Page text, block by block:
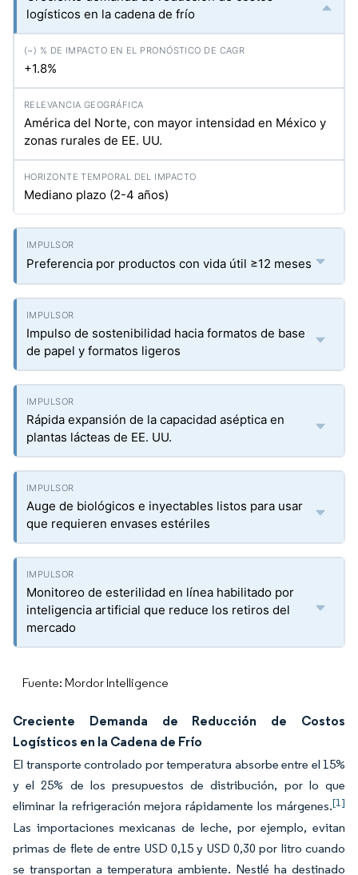
logísticos en la cadena de frío
+1.8%
América del Norte, con mayor intensidad en México y
zonas rurales de EE. UU.
Mediano plazo (2-4 años)
Preferencia por productos con vida útil ≥12 meses
Impulso de sostenibilidad hacia formatos de base
de papel y formatos ligeros
Rápida expansión de la capacidad aséptica en
plantas lácteas de EE. UU.
Auge de biológicos e inyectables listos para usar
que requieren envases estériles
Monitoreo de esterilidad en línea habilitado por
inteligencia artificial que reduce los retiros del
mercado
Fuente: Mordor Intelligence
Creciente Demanda de Reducción de Costos
Logísticos en la Cadena de Frío
El transporte controlado por temperatura absorbe entre el 15%
y el 25% de los presupuestos de distribución, por lo que
eliminar la refrigeración mejora rápidamente los márgenes.[1]
Las importaciones mexicanas de leche, por ejemplo, evitan
primas de flete de entre USD 0,15 y USD 0,30 por litro cuando
se transportan a temperatura ambiente. Nestlé ha destinado